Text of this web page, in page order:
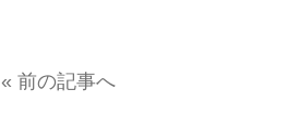
« 前の記事へ